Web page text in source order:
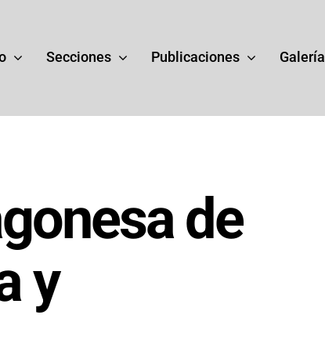
del Ateneo de Zaragoza
Presidentes
Secciones Publicaciones Galería
de
y